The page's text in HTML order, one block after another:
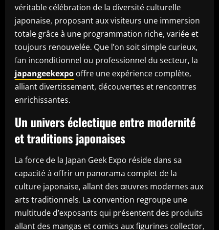
véritable célébration de la diversité culturelle
japonaise, proposant aux visiteurs une immersion
totale grâce à une programmation riche, variée et
toujours renouvelée. Que l’on soit simple curieux,
fan inconditionnel ou professionnel du secteur, la
japangeekexpo offre une expérience complète,
alliant divertissement, découvertes et rencontres
enrichissantes.
Un univers éclectique entre modernité
et traditions japonaises
La force de la Japan Geek Expo réside dans sa
capacité à offrir un panorama complet de la
culture japonaise, allant des œuvres modernes aux
arts traditionnels. La convention regroupe une
multitude d’exposants qui présentent des produits
allant des mangas et comics aux figurines collector,